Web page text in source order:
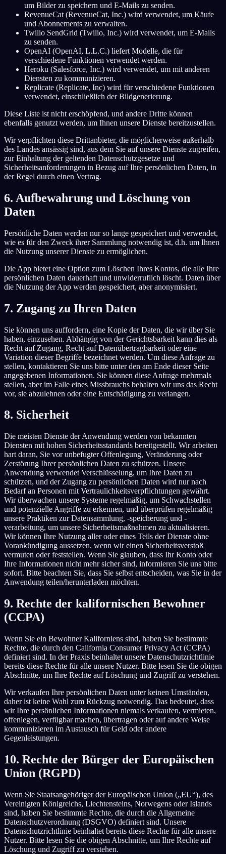
um Bilder zu speichern und E-Mails zu senden.
RevenueCat (RevenueCat, Inc.) wird verwendet, um Käufe
und Abonnements zu verwalten.
Twilio SendGrid (Twilio, Inc.) wird verwendet, um E-Mails
zu senden.
OpenAI (OpenAI, L.L.C.) liefert Modelle, die für
verschiedene Funktionen verwendet werden.
Heroku (Salesforce, Inc.) wird verwendet, um mit anderen
Diensten zu kommunizieren.
Replicate (Replicate, Inc) wird für verschiedene Funktionen
verwendet, einschließlich der Bildgenerierung.
Diese Liste ist nicht erschöpfend, und andere Dritte können
ebenfalls genutzt werden, um Ihnen unsere Dienste bereitzustellen.
Wir verpflichten diese Drittanbieter, die möglicherweise außerhalb
des Landes ansässig sind, aus dem Sie auf unsere Dienste zugreifen,
zur Einhaltung der geltenden Datenschutzgesetze und
Sicherheitsanforderungen in Bezug auf Ihre persönlichen Daten, in
der Regel durch einen Vertrag.
6. Aufbewahrung und Löschung von
Daten
Persönliche Daten werden nur so lange gespeichert und verwendet,
wie es für den Zweck ihrer Sammlung notwendig ist, d.h. um Ihnen
die Nutzung unserer Dienste zu ermöglichen.
Die App bietet eine Option zum Löschen Ihres Kontos, die alle Ihre
persönlichen Daten dauerhaft und unwiderruflich löscht. Daten über
die Nutzung der App werden gespeichert, aber anonymisiert.
7. Zugang zu Ihren Daten
Sie können uns auffordern, eine Kopie der Daten, die wir über Sie
haben, einzusehen. Abhängig von der Gerichtsbarkeit kann dies als
Recht auf Zugang, Recht auf Datenübertragbarkeit oder eine
Variation dieser Begriffe bezeichnet werden. Um diese Anfrage zu
stellen, kontaktieren Sie uns bitte unter den am Ende dieser Seite
angegebenen Informationen. Sie können diese Anfrage mehrmals
stellen, aber im Falle eines Missbrauchs behalten wir uns das Recht
vor, sie abzulehnen oder eine Entschädigung zu verlangen.
8. Sicherheit
Die meisten Dienste der Anwendung werden von bekannten
Diensten mit hohen Sicherheitsstandards bereitgestellt. Wir arbeiten
hart daran, Sie vor unbefugter Offenlegung, Veränderung oder
Zerstörung Ihrer persönlichen Daten zu schützen. Unsere
Anwendung verwendet Verschlüsselung, um Ihre Daten zu
schützen, und der Zugang zu persönlichen Daten wird nur nach
Bedarf an Personen mit Vertraulichkeitsverpflichtungen gewährt.
Wir überwachen unsere Systeme regelmäßig, um Schwachstellen
und potenzielle Angriffe zu erkennen, und überprüfen regelmäßig
unsere Praktiken zur Datensammlung, -speicherung und -
verarbeitung, um unsere Sicherheitsmaßnahmen zu aktualisieren.
Wir können Ihre Nutzung aller oder eines Teils der Dienste ohne
Vorankündigung aussetzen, wenn wir einen Sicherheitsverstoß
vermuten oder feststellen. Wenn Sie glauben, dass Ihr Konto oder
Ihre Informationen nicht mehr sicher sind, informieren Sie uns bitte
sofort. Bitte beachten Sie, dass Sie selbst entscheiden, was Sie in der
Anwendung teilen/herunterladen möchten.
9. Rechte der kalifornischen Bewohner
(CCPA)
Wenn Sie ein Bewohner Kaliforniens sind, haben Sie bestimmte
Rechte, die durch den California Consumer Privacy Act (CCPA)
definiert sind. In der Praxis beinhaltet unsere Datenschutzrichtlinie
bereits diese Rechte für alle unsere Nutzer. Bitte lesen Sie die obigen
Abschnitte, um Ihre Rechte auf Löschung und Zugriff zu verstehen.
Wir verkaufen Ihre persönlichen Daten unter keinen Umständen,
daher ist keine Wahl zum Rückzug notwendig. Das bedeutet, dass
wir Ihre persönlichen Informationen niemals verkaufen, vermieten,
offenlegen, verfügbar machen, übertragen oder auf andere Weise
kommunizieren im Austausch für Geld oder andere
Gegenleistungen.
10. Rechte der Bürger der Europäischen
Union (RGPD)
Wenn Sie Staatsangehöriger der Europäischen Union („EU“), des
Vereinigten Königreichs, Liechtensteins, Norwegens oder Islands
sind, haben Sie bestimmte Rechte, die durch die Allgemeine
Datenschutzverordnung (DSGVO) definiert sind. Unsere
Datenschutzrichtlinie beinhaltet bereits diese Rechte für alle unsere
Nutzer. Bitte lesen Sie die obigen Abschnitte, um Ihre Rechte auf
Löschung und Zugriff zu verstehen.